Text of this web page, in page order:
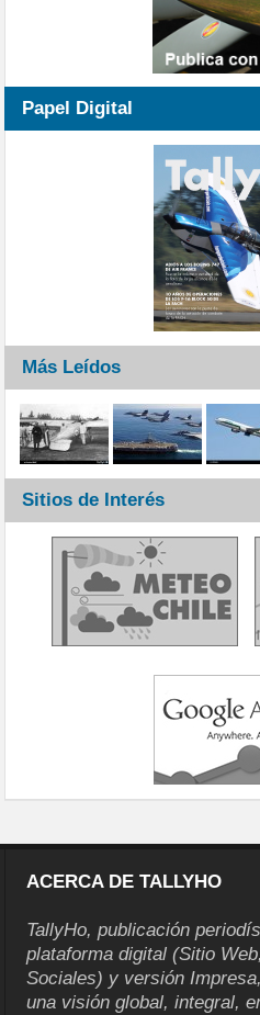
Papel Digital
Más Leídos
Sitios de Interés
ACERCA DE TALLYHO
TallyHo, publicación
plataforma digital (Sitio
Sociales) y versión
una visión global, integral,